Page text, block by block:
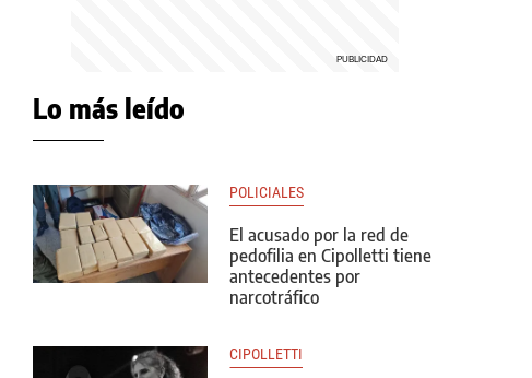
Lo más leído
POLICIALES
El acusado por la red de
pedofilia en Cipolletti tiene
antecedentes por
narcotráfico
CIPOLLETTI